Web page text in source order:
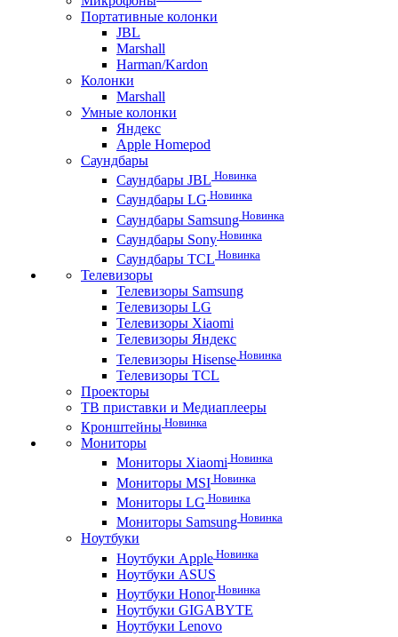
Портативные колонки
JBL
Marshall
Harman/Kardon
Колонки
Marshall
Умные колонки
Яндекс
Apple Homepod
Саундбары
Саундбары JBL Новинка
Саундбары LG Новинка
Саундбары Samsung Новинка
Саундбары Sony Новинка
Саундбары TCL Новинка
Телевизоры
Телевизоры Samsung
Телевизоры LG
Телевизоры Xiaomi
Телевизоры Яндекс
Телевизоры Hisense Новинка
Телевизоры TCL
Проекторы
ТВ приставки и Медиаплееры
Кронштейны Новинка
Мониторы
Мониторы Xiaomi Новинка
Мониторы MSI Новинка
Мониторы LG Новинка
Мониторы Samsung Новинка
Ноутбуки
Ноутбуки Apple Новинка
Ноутбуки ASUS
Ноутбуки HonorНовинка
Ноутбуки GIGABYTE
Ноутбуки Lenovo